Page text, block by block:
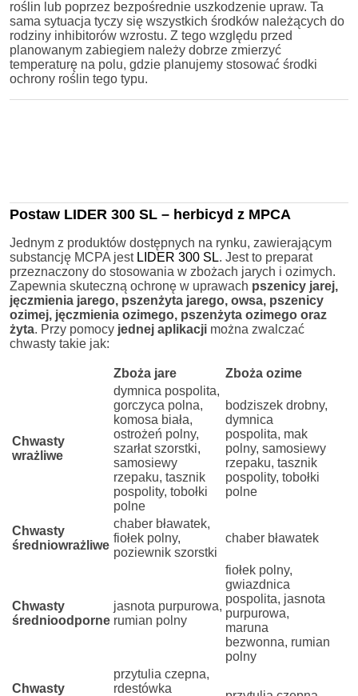
roślin lub poprzez bezpośrednie uszkodzenie upraw. Ta
sama sytuacja tyczy się wszystkich środków należących do
rodziny inhibitorów wzrostu. Z tego względu przed
planowanym zabiegiem należy dobrze zmierzyć
temperaturę na polu, gdzie planujemy stosować środki
ochrony roślin tego typu.
Postaw LIDER 300 SL – herbicyd z MPCA
Jednym z produktów dostępnych na rynku, zawierającym
substancję MCPA jest LIDER 300 SL. Jest to preparat
przeznaczony do stosowania w zbożach jarych i ozimych.
Zapewnia skuteczną ochronę w uprawach pszenicy jarej,
jęczmienia jarego, pszenżyta jarego, owsa, pszenicy
ozimej, jęczmienia ozimego, pszenżyta ozimego oraz
żyta. Przy pomocy jednej aplikacji można zwalczać
chwasty takie jak:
Zboża jare Zboża ozime
Chwasty
wrażliwe
dymnica pospolita,
gorczyca polna,
komosa biała,
ostrożeń polny,
szarłat szorstki,
samosiewy
rzepaku, tasznik
pospolity, tobołki
polne
bodziszek drobny,
dymnica
pospolita, mak
polny, samosiewy
rzepaku, tasznik
pospolity, tobołki
polne
Chwasty
średniowrażliwe
chaber bławatek,
fiołek polny,
poziewnik szorstki
chaber bławatek
Chwasty
średnioodporne
jasnota purpurowa,
rumian polny
fiołek polny,
gwiazdnica
pospolita, jasnota
purpurowa,
maruna
bezwonna, rumian
polny
Chwasty
przytulia czepna,
rdestówka